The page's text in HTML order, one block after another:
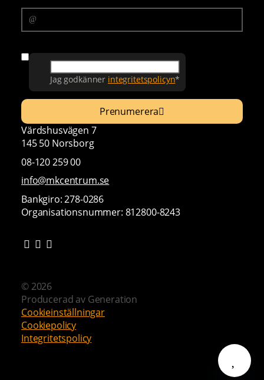
Jag godkänner integritetspolicyn*
Prenumerera
Värdshusvägen 7
145 50 Norsborg
08-120 259 00
info@mkcentrum.se
Bankgiro: 278-0286
Organisationsnummer: 812800-8243
© 2026
Producerad av Generation
Cookieinställningar
Cookiepolicy
Integritetspolicy